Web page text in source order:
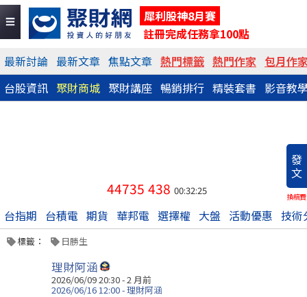
犀利股神8月賽
註冊完成任務拿100點
最新討論 最新文章 焦點文章 熱門標籤 熱門作家 包月作
台股資訊 聚財商城 聚財講座 暢銷排行 精裝套書 影音教
發
文
換稿費
44735 438 00:32:25
台指期 台積電 期貨 華邦電 選擇權 大盤 活動優惠 技術
標籤： 日勝生
理財阿涵
2026/06/09 20:30 - 2 月前
2026/06/16 12:00 - 理財阿涵